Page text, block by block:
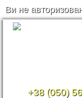
Ви не
+38 (050)